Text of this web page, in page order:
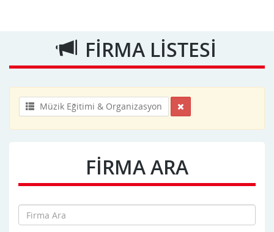
FİRMA LİSTESİ
Müzik Eğitimi & Organizasyon
FİRMA ARA